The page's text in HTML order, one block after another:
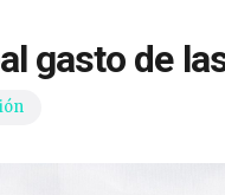
gasto de